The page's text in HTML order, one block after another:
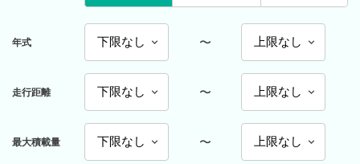
年式 〜
走行距離 〜
最大積載量 〜